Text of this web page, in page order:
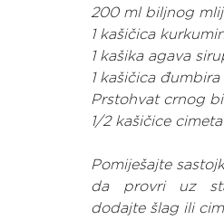
200 ml biljnog
1 kašičica
1 kašika agava
1 kašičica
Prstohvat crnog
1/2 kašičice cimeta
Pomiješajte
da provri uz
dodajte šlag ili